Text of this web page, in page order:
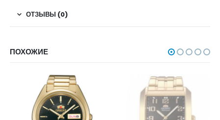
ОТЗЫВЫ (0)
ПОХОЖИЕ
НЕТ В НАЛИЧИИ